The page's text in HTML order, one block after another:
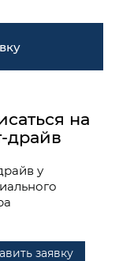
на
драйв
у
заявку